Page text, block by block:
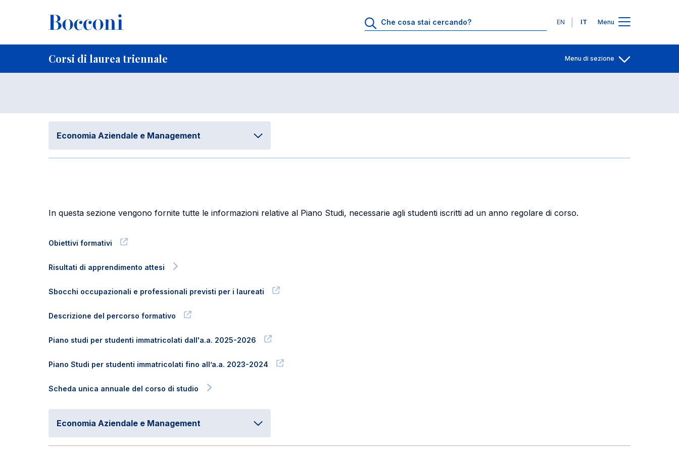
Lingue
EN IT Menu
Corsi di laurea triennale Menu di sezione
Briciole di pane
Home per studenti iscritti
Piano Studi Apri per
Economia Aziendale e Management
In questa sezione vengono fornite tutte le informazioni relative al Piano Studi, necessarie agli studenti iscritti ad un anno regolare di corso.
Obiettivi formativi
Risultati di apprendimento attesi
Sbocchi occupazionali e professionali previsti per i laureati
Descrizione del percorso formativo
Piano studi per studenti immatricolati dall'a.a. 2025-2026
Piano Studi per studenti immatricolati fino all’a.a. 2023-2024
Scheda unica annuale del corso di studio
Economia Aziendale e Management